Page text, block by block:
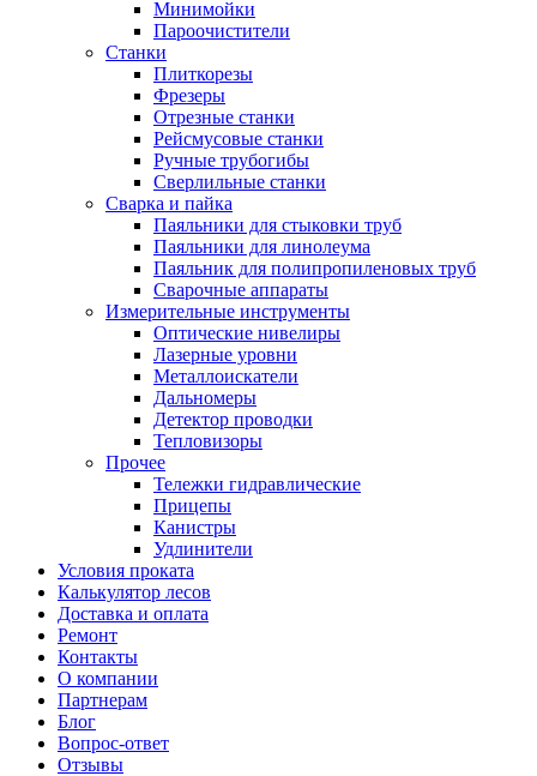
Минимойки
Пароочистители
Станки
Плиткорезы
Фрезеры
Отрезные станки
Рейсмусовые станки
Ручные трубогибы
Сверлильные станки
Сварка и пайка
Паяльники для стыковки труб
Паяльники для линолеума
Паяльник для полипропиленовых труб
Сварочные аппараты
Измерительные инструменты
Оптические нивелиры
Лазерные уровни
Металлоискатели
Дальномеры
Детектор проводки
Тепловизоры
Прочее
Тележки гидравлические
Прицепы
Канистры
Удлинители
Условия проката
Калькулятор лесов
Доставка и оплата
Ремонт
Контакты
О компании
Партнерам
Блог
Вопрос-ответ
Отзывы